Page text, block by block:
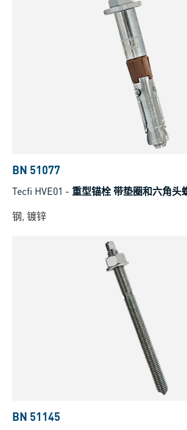
BN 51077
Tecfi HVE01 - 重型锚栓 带垫圈和六角头
钢, 镀锌
BN 51145